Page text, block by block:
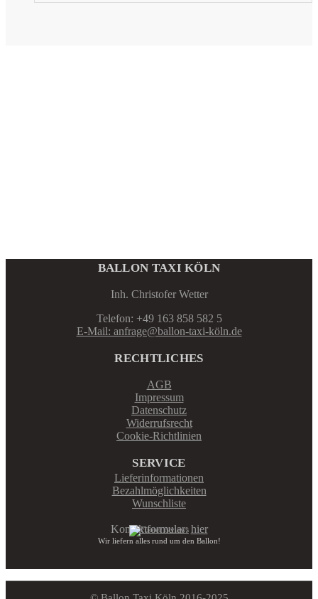
BALLON TAXI KÖLN
Inh. Christofer Wetter
Telefon: +49 163 858 582 5
E-Mail: anfrage@ballon-taxi-köln.de
RECHTLICHES
AGB
Impressum
Datenschutz
Widerrufsrecht
Cookie-Richtlinien
SERVICE
Lieferinformationen
Bezahlmöglichkeiten
Wunschliste
Kontaktformular:hier
Wir liefern alles rund um den Ballon!